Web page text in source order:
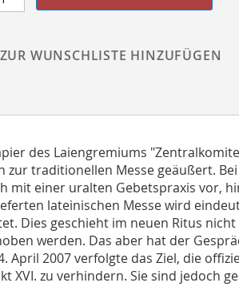
ZUR WUNSCHLISTE HINZUFÜGEN
des Laiengremiums
zur traditionellen Messe geäußert.
mit einer uralten Gebetspraxis vor,
lateinischen Messe wird
Dies geschieht im neuen Ritus
werden. Das aber hat der
April 2007 verfolgte das Ziel, die
XVI. zu verhindern. Sie sind jedoch